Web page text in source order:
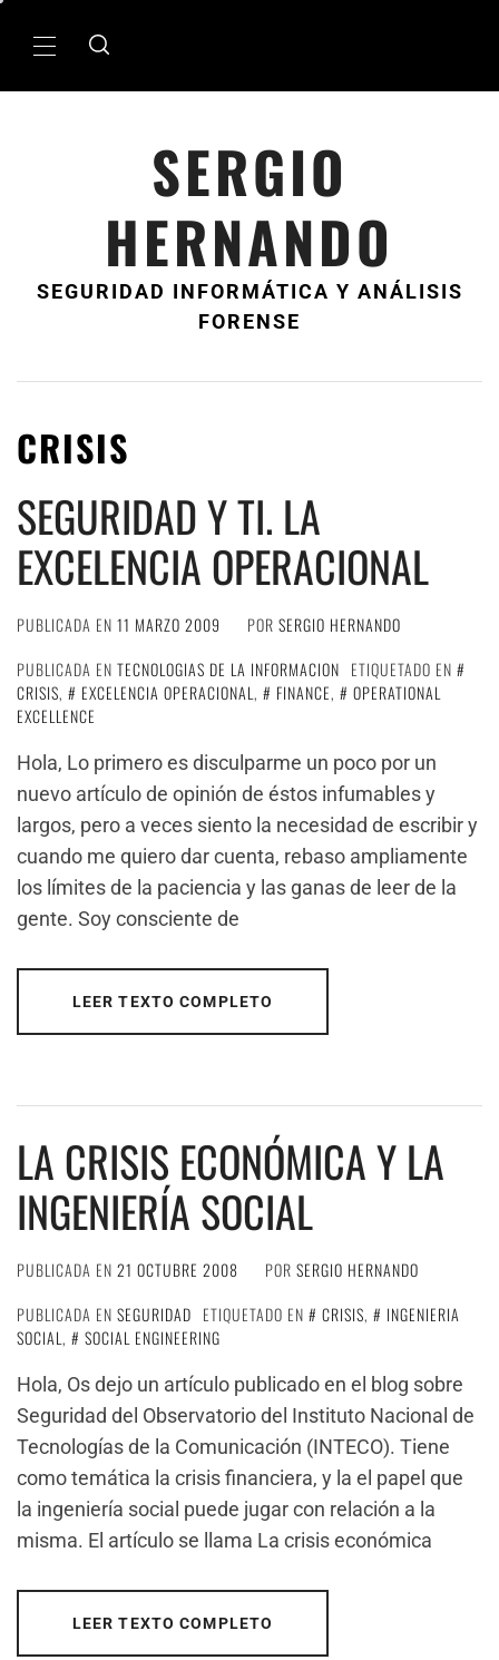
MenÃº
SERGIO
HERNANDO
SEGURIDAD INFORMÁTICA Y ANÁLISIS
FORENSE
CRISIS
SEGURIDAD Y TI. LA
EXCELENCIA OPERACIONAL
PUBLICADA EN 11 MARZO 2009 POR SERGIO HERNANDO
PUBLICADA EN TECNOLOGIAS DE LA INFORMACION ETIQUETADO EN
CRISIS, EXCELENCIA OPERACIONAL, FINANCE,
OPERATIONAL
EXCELLENCE
Hola, Lo primero es disculparme un poco por un
nuevo artículo de opinión de éstos infumables y
largos, pero a veces siento la necesidad de escribir y
cuando me quiero dar cuenta, rebaso ampliamente
los límites de la paciencia y las ganas de leer de la
gente. Soy consciente de
LEER TEXTO COMPLETO
LA CRISIS ECONÓMICA Y LA
INGENIERÍA SOCIAL
PUBLICADA EN 21 OCTUBRE 2008 POR SERGIO HERNANDO
PUBLICADA EN SEGURIDAD ETIQUETADO EN CRISIS,
INGENIERIA
SOCIAL,
SOCIAL ENGINEERING
Hola, Os dejo un artículo publicado en el blog sobre
Seguridad del Observatorio del Instituto Nacional de
Tecnologías de la Comunicación (INTECO). Tiene
como temática la crisis financiera, y la el papel que
la ingeniería social puede jugar con relación a la
misma. El artículo se llama La crisis económica
LEER TEXTO COMPLETO